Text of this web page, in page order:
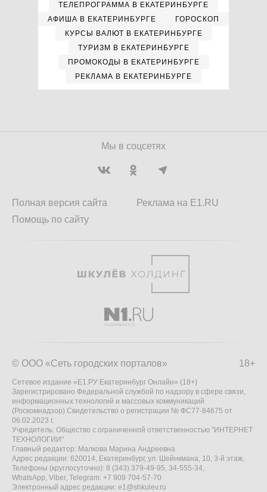
ТЕЛЕПРОГРАММА В ЕКАТЕРИНБУРГЕ
АФИША В ЕКАТЕРИНБУРГЕ
ГОРОСКОП
КУРСЫ ВАЛЮТ В ЕКАТЕРИНБУРГЕ
ТУРИЗМ В ЕКАТЕРИНБУРГЕ
ПРОМОКОДЫ В ЕКАТЕРИНБУРГЕ
РЕКЛАМА В ЕКАТЕРИНБУРГЕ
Мы в соцсетях
Полная версия сайта
Помощь по сайту
Реклама на E1.RU
18+
© ООО «Сеть городских порталов»
Сетевое издание «Е1.РУ Екатеринбург Онлайн» (18+)
Зарегистрировано Федеральной службой по надзору в сфере связи,
информационных технологий и массовых коммуникаций
(Роскомнадзор) Свидетельство о регистрации № ФС77-84675 от
06.02.2023 г.
Учредитель: Общество с ограниченной ответственностью "ИНТЕРНЕТ
ТЕХНОЛОГИИ"
Главный редактор: Малкова Марина Андреевна
Адрес редакции: 620014, Екатеринбург, ул. Шейнкмана, 10, 3-й этаж,
Телефоны (круглосуточно): 8 (343) 379-49-95, 34-555-34,
WhatsApp, Viber, Telegram: +7 909 704-57-70
Электронный адрес редакции: e1@shkulev.ru